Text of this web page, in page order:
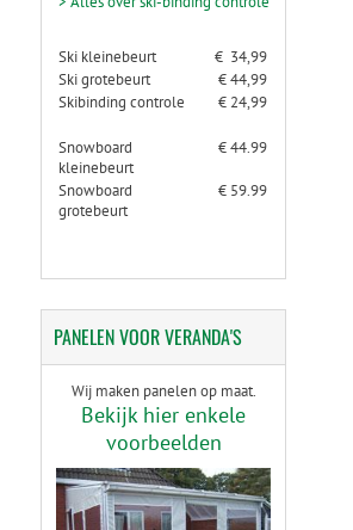
Ski kleinebeurt
€ 34,99
Ski grotebeurt
€ 44,99
Skibinding controle
€ 24,99
Snowboard
kleinebeurt
€ 44.99
Snowboard
grotebeurt
€ 59.99
PANELENVOOR VERANDA'S
Wij maken panelen op maat.
Bekijk hier enkele
voorbeelden